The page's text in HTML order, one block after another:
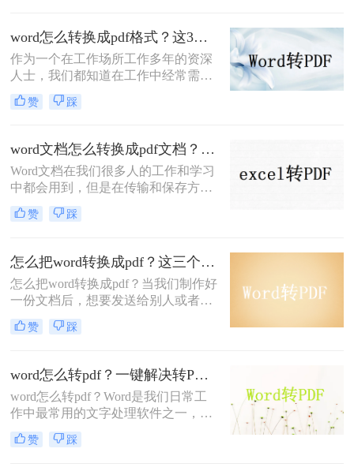
单地将Word文档转换为PDF文件。word怎么转换成pdf格式？这3种方法值得你收藏！
作为一个在工作场所工作多年的资深
人士，我们都知道在工作中经常需要
转换各种文件格式，其中最常见的是
Word文档和PDF文档。有时，我们需
格式转换，尤其是将Word转换为PDF
格式。PDF格式的文件不仅易于阅读
赞 踩
word文档怎么转换成pdf文档？学会这二种方法！
Word文档在我们很多人的工作和学习
中都会用到，但是在传输和保存方面
来讲，PDF文档更被大众喜爱，两者
相较而言，PDF文件的体积更小、稳
作中经常将Word文档转换为PDF文
件。今天，就来分享3种word文档怎
么转换成pdf文档方法，学会了，几百
份文件的转换都不成问题！
赞 踩
怎么把word转换成pdf？这三个方法让你办公更高效！
怎么把word转换成pdf？当我们制作好
一份文档后，想要发送给别人或者是
给对方阅读，往往会转换成PDF的格
式发送，因为PDF的文件不易修改，
人会将word转pdf，那么你知道怎么
word转pdf吗？下面一起看看吧。
赞 踩
word怎么转pdf？一键解决转PDF烦恼！
word怎么转pdf？Word是我们日常工
作中最常用的文字处理软件之一，但
当我们需要与他人分享文档时，往往
需要将Word文档转换为PDF格式。本
赞 踩